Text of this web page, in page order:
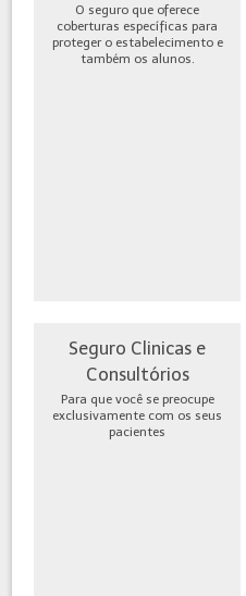
O seguro que oferece
coberturas específicas para
proteger o estabelecimento e
também os alunos.
Seguro Clinicas e
Consultórios
Para que você se preocupe
exclusivamente com os seus
pacientes